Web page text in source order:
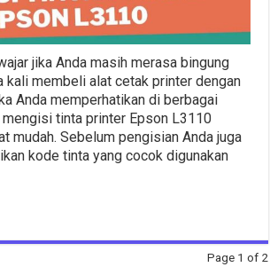
jika Anda masih merasa bingung
kali membeli alat cetak printer dengan
Anda memperhatikan di berbagai
mengisi tinta printer Epson L3110
mudah. Sebelum pengisian Anda juga
kode tinta yang cocok digunakan
Page 1 of 2